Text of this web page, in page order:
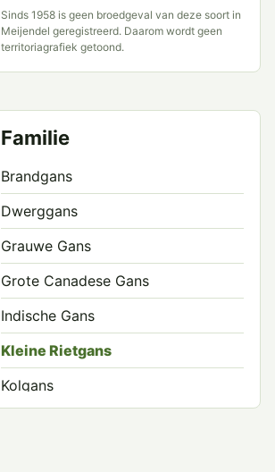
Sinds 1958 is geen broedgeval van deze soort in
Meijendel geregistreerd. Daarom wordt geen
territoriagrafiek getoond.
Familie
Brandgans
Dwerggans
Grauwe Gans
Grote Canadese Gans
Indische Gans
Kleine Rietgans
Kolgans